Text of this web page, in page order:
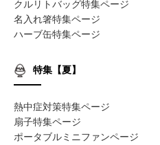
クルリトバッグ特集ページ
名入れ箸特集ページ
ハーブ缶特集ページ
特集【夏】
熱中症対策特集ページ
扇子特集ページ
ポータブルミニファンページ